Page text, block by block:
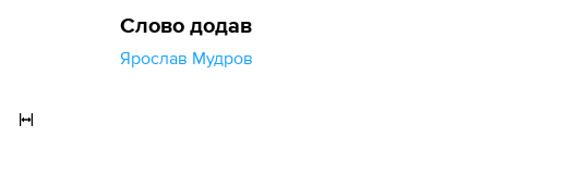
Слово додав
Ярослав Мудров